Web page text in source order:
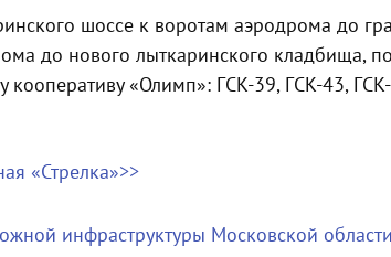
шоссе к воротам аэродрома до
до нового лыткаринского кладбища,
кооперативу «Олимп»: ГСК-39, ГСК-43,
«Стрелка»>>
инфраструктуры Московской области